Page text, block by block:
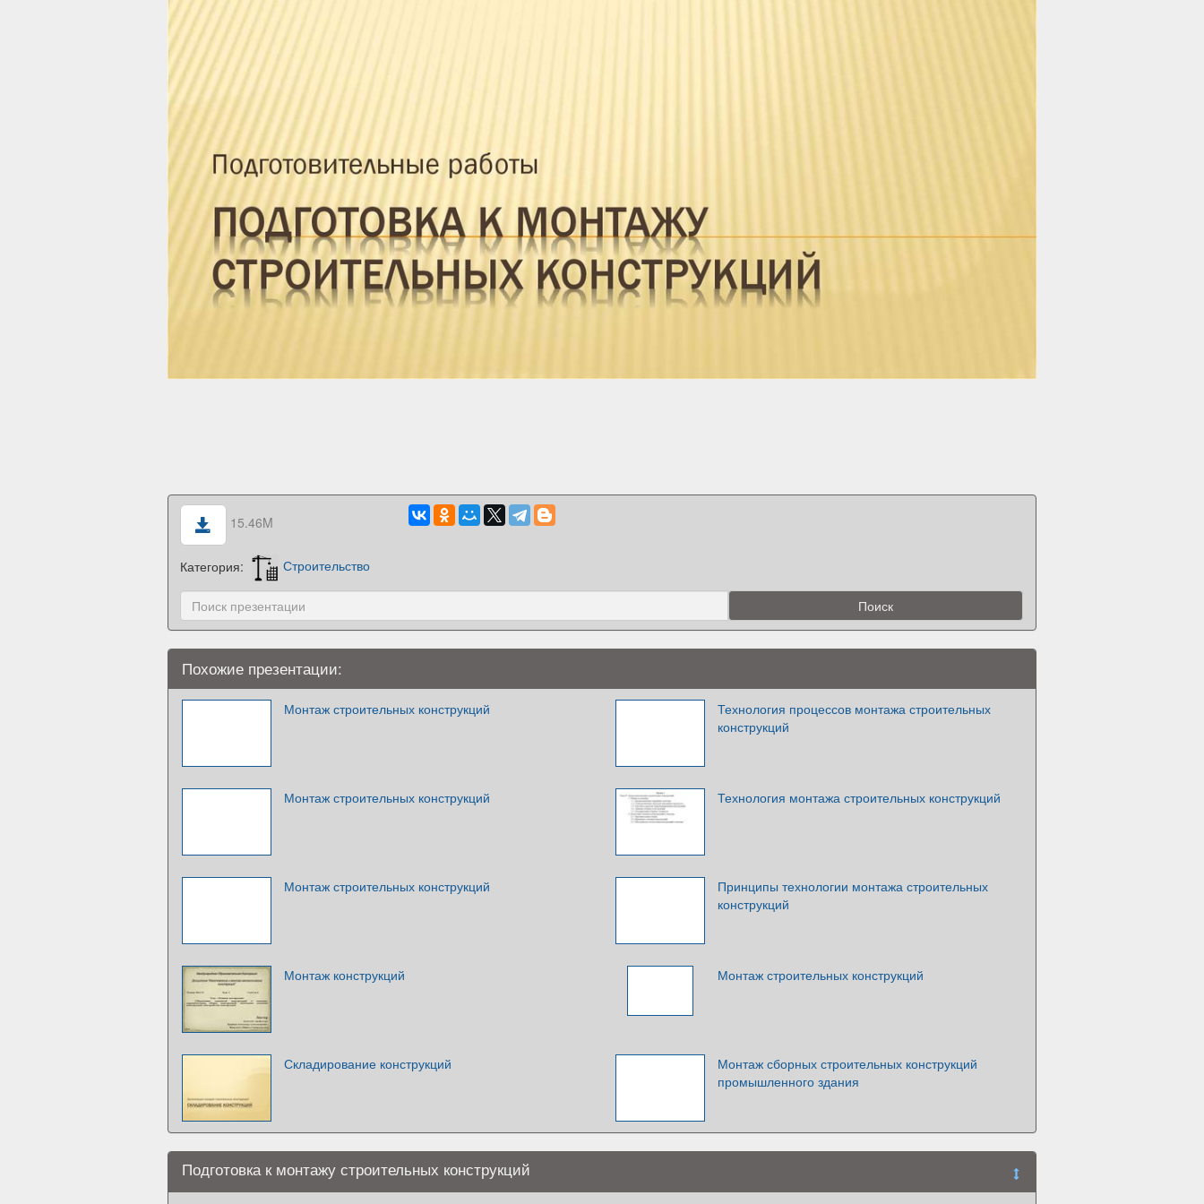
15.46M
Категория: Строительство
Похожие презентации:
Монтаж строительных конструкций
Технология процессов монтажа строительных
конструкций
Монтаж строительных конструкций Технология монтажа строительных конструкций
Монтаж строительных конструкций
Принципы технологии монтажа строительных
конструкций
Монтаж конструкций Монтаж строительных конструкций
Складирование конструкций
Монтаж сборных строительных конструкций
промышленного здания
Подготовка к монтажу строительных конструкций